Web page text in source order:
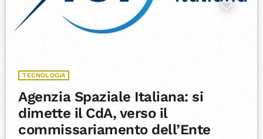
TECNOLOGIA
Agenzia Spaziale Italiana: si
dimette il CdA, verso il
commissariamento dell’Ente